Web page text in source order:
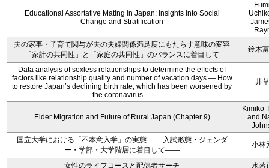
Educational Assortative Mating in Japan: Insights into Social
Change and Stratification
夫の家事・子育て関与が夫の夫婦関係満足度にもたらす意味の変容
―「家計の共同性」と「家庭の共同性」のバランスに着目して―
鈴木
Data analysis of sexless relationships to determine the effects of
factors like relationship quality and number of vacation days ― How
to restore Japan’s declining birth rate, which has been worsened by
the coronavirus ―
井
Elder Migration and Future of Rural Japan (Chapter 9)
Kimiko
and
国立大学における「不本意入学」の実態 ――入試形態・ジェンダ
ー・学部・大学階層に着目して――
小林
女性のライフコースと配偶者サーチ
水落